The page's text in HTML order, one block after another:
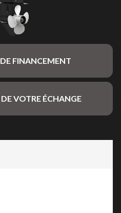
FINANCEMENT
VOTRE ÉCHANGE